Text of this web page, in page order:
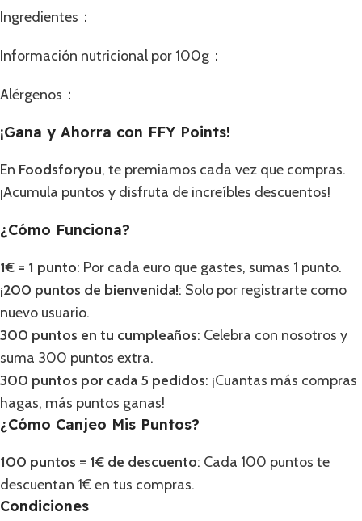
Ingredientes：
Información nutricional por 100g：
Alérgenos：
¡Gana y Ahorra con FFY Points!
En Foodsforyou, te premiamos cada vez que compras.
¡Acumula puntos y disfruta de increíbles descuentos!
¿Cómo Funciona?
1€ = 1 punto: Por cada euro que gastes, sumas 1 punto.
¡200 puntos de bienvenida!: Solo por registrarte como
nuevo usuario.
300 puntos en tu cumpleaños: Celebra con nosotros y
suma 300 puntos extra.
300 puntos por cada 5 pedidos: ¡Cuantas más compras
hagas, más puntos ganas!
¿Cómo Canjeo Mis Puntos?
100 puntos = 1€ de descuento: Cada 100 puntos te
descuentan 1€ en tus compras.
Condiciones